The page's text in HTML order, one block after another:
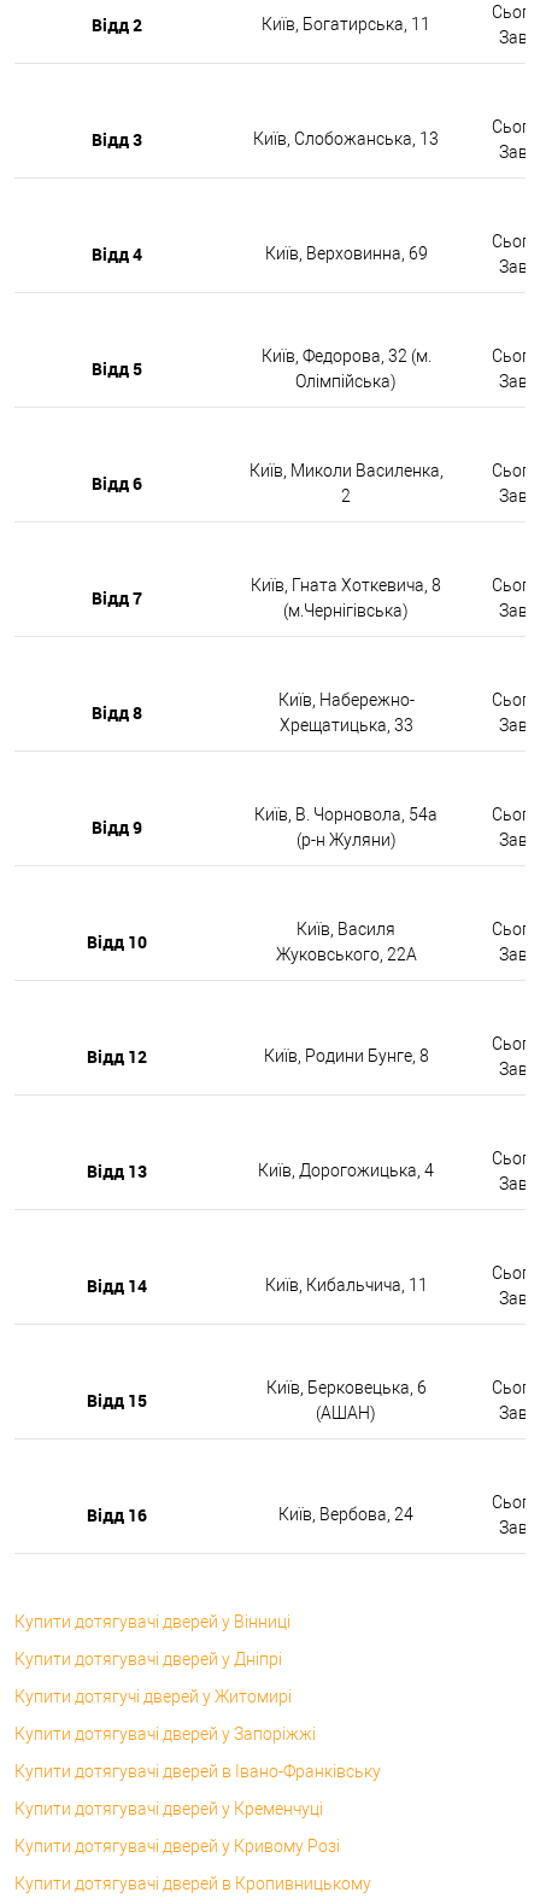
Відд 2 Київ, Богатирська, 11
Відд 3 Київ, Слобожанська, 13
Відд 4 Київ, Верховинна, 69
Відд 5
Київ, Федорова, 32 (м.
Олімпійська)
Відд 6
Київ, Миколи Василенка,
2
Відд 7
Київ, Гната Хоткевича, 8
(м.Чернігівська)
Відд 8
Київ, Набережно-
Хрещатицька, 33
Відд 9
Київ, В. Чорновола, 54а
(р-н Жуляни)
Відд 10
Київ, Василя
Жуковського, 22А
Відд 12 Київ, Родини Бунге, 8
Відд 13 Київ, Дорогожицька, 4
Відд 14 Київ, Кибальчича, 11
Відд 15
Київ, Берковецька, 6
(АШАН)
Відд 16 Київ, Вербова, 24
Купити дотягувачі дверей у Вінниці
Купити дотягувачі дверей у Дніпрі
Купити дотягучі дверей у Житомирі
Купити дотягувачі дверей у Запоріжжі
Купити дотягувачі дверей в Івано-Франківську
Купити дотягувачі дверей у Кременчуці
Купити дотягувачі дверей у Кривому Розі
Купити дотягувачі дверей в Кропивницькому